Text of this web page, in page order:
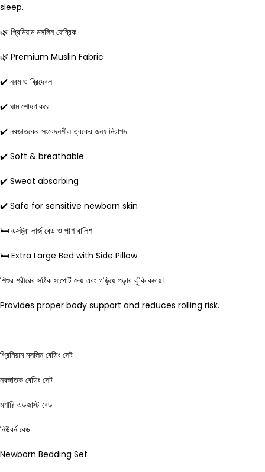
sleep.
🌿 প্রিমিয়াম মসলিন ফেব্রিক
🌿 Premium Muslin Fabric
✔️ নরম ও ব্রিদেবল
✔️ ঘাম শোষণ করে
✔️ নবজাতকের সংবেদনশীল ত্বকের জন্য নিরাপদ
✔️ Soft & breathable
✔️ Sweat absorbing
✔️ Safe for sensitive newborn skin
🛏️ এক্সট্রা লার্জ বেড ও পাশ বালিশ
🛏️ Extra Large Bed with Side Pillow
শিশুর শরীরের সঠিক সাপোর্ট দেয় এবং গড়িয়ে পড়ার ঝুঁকি কমায়।
Provides proper body support and reduces rolling risk.
প্রিমিয়াম মসলিন বেডিং সেট
নবজাতক বেডিং সেট
মশারি এডজাস্ট বেড
নিউবর্ন বেড
Newborn Bedding Set